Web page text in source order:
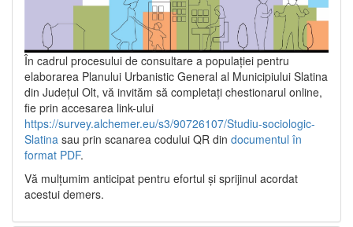
În cadrul procesului de consultare a populaţiei pentru
elaborarea Planului Urbanistic General al Municipiului Slatina
din Județul Olt, vă invităm să completați chestionarul online,
fie prin accesarea link-ului
https://survey.alchemer.eu/s3/90726107/Studiu-sociologic-
Slatina sau prin scanarea codului QR din documentul în
format PDF.
Vă mulţumim anticipat pentru efortul şi sprijinul acordat
acestui demers.